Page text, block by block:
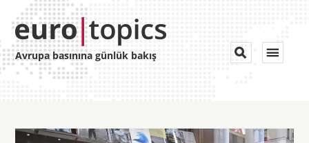
Avrupa basınına günlük bakış Toggle

